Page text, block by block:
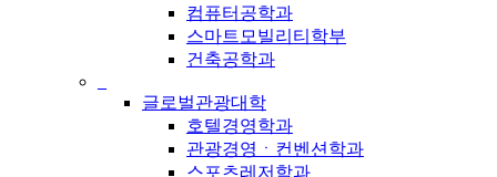
컴퓨터공학과
스마트모빌리티학부
건축공학과
글로벌관광대학
호텔경영학과
관광경영ㆍ컨벤션학과
스포츠레저학과